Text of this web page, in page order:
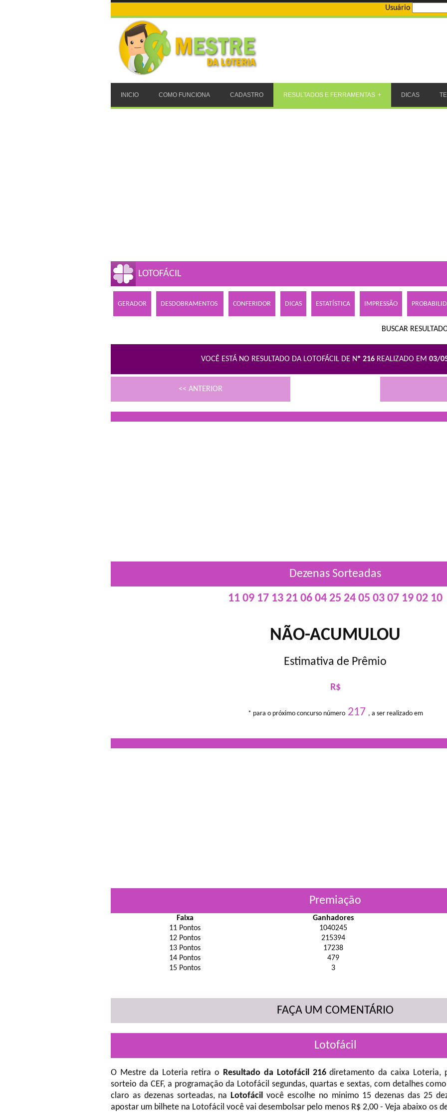
Usuário
INICIO COMO FUNCIONA CADASTRO RESULTADOS E FERRAMENTAS DICAS
LOTOFÁCIL
GERADOR DESDOBRAMENTOS CONFERIDOR DICAS ESTATÍSTICA IMPRESSÃO
BUSCAR
VOCÊ ESTÁ NO RESULTADO DA LOTOFÁCIL DE Nº 216 REALIZADO EM 03/
<< ANTERIOR
Dezenas Sorteadas
11 09 17 13 21 06 04 25 24 05 03 07 19 02 10
NÃO-ACUMULOU
Estimativa de Prêmio
R$
* para o próximo concurso número217 , a ser realizado em
Premiação
Faixa Ganhadores
11 Pontos
1040245
12 Pontos
215394
13 Pontos
17238
14 Pontos
479
15 Pontos
3
FAÇA UM COMENTÁRIO
Lotofácil
O Mestre da Loteria retira o Resultado da Lotofácil 216diretamento da caixa Loteria,
sorteio da CEF, a programação da Lotofácil segundas, quartas e sextas, com detalhes
claro as dezenas sorteadas, na Lotofácil você escolhe no minimo 15 dezenas das 25
apostar um bilhete na Lotofácil você vai desembolsar pelo menos R$ 2,00 - Veja abaixo os